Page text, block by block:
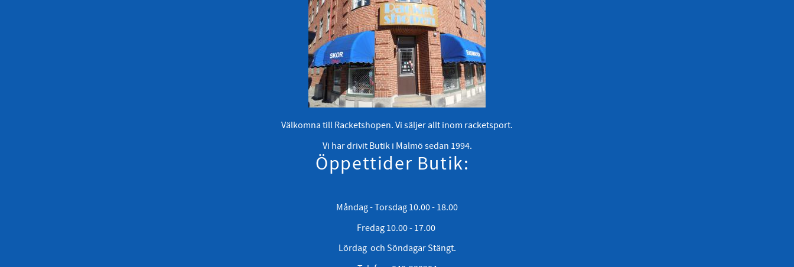
Välkomna till Racketshopen. Vi säljer allt inom racketsport.
Vi har drivit Butik i Malmö sedan 1994.
Öppettider Butik:
Måndag - Torsdag 10.00 - 18.00
Fredag 10.00 - 17.00
Lördag och Söndagar Stängt.